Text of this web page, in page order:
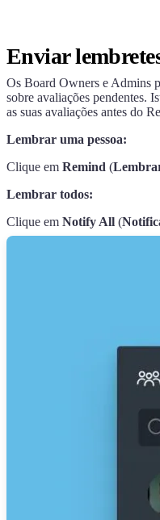
Enviar
Os Board Owners e Admins
sobre avaliações pendentes.
as suas avaliações antes do
Lembrar uma pessoa:
Clique em Remind (
Lembrar todos:
Clique em Notify All (